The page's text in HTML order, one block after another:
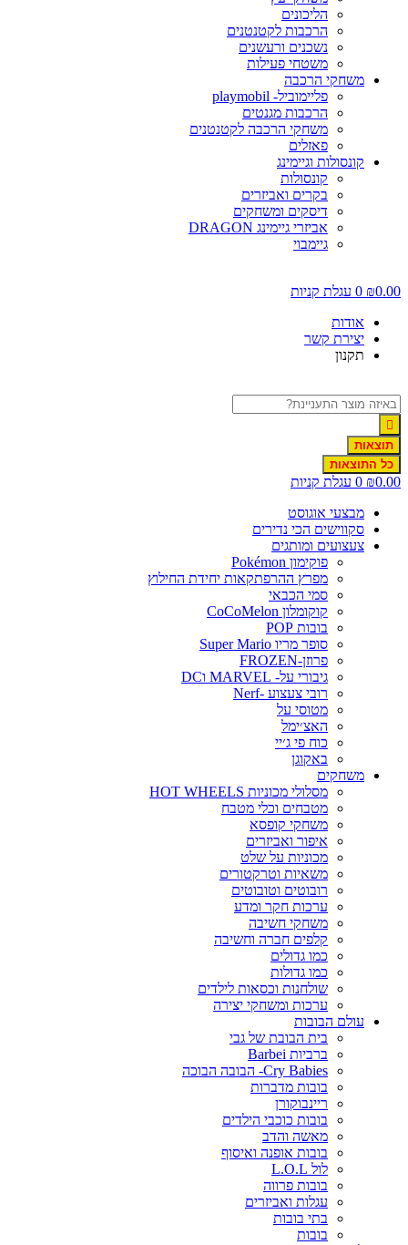
הליכונים
הרכבות לקטנטנים
נשכנים ורעשנים
משטחי פעילות
משחקי הרכבה
פליימוביל- playmobil
הרכבות מגנטים
משחקי הרכבה לקטנטנים
פאזלים
קונסולות וגיימינג
קונסולות
בקרים ואביזרים
דיסקים ומשחקים
אביזרי גיימינג DRAGON
גיימבוי
₪
0 עגלת קניות
אודות
יצירת קשר
תקנון
תוצאות
כל התוצאות
₪
0 עגלת קניות
מבצעי אוגוסט
סקווישים הכי נדירים
צעצועים ומותגים
פוקימון Pokémon
מפרץ ההרפתקאות יחידת החילוץ
סמי הכבאי
קוקומלון CoCoMelon
בובות POP
סופר מריו Super Mario
פרוזן-FROZEN
גיבורי על- MARVEL וDC
רובי צעצוע -Nerf
מטוסי על
האצ׳ימל
כוח פי ג׳יי
באקוגן
משחקים
מסלולי מכוניות HOT WHEELS
מטבחים וכלי מטבח
משחקי קופסא
איפור ואביזרים
מכוניות על שלט
משאיות וטרקטורים
רובוטים וטובוטים
ערכות חקר ומדע
משחקי חשיבה
קלפים חברה וחשיבה
כמו גדולים
כמו גדולות
שולחנות וכסאות לילדים
ערכות ומשחקי יצירה
עולם הבובות
בית הבובת של גבי
ברביות Barbei
Cry Babies- הבובה הבוכה
בובות מדברות
ריינבוקורן
בובות כוכבי הילדים
מאשה והדב
בובות אופנה ואיסוף
לול L.O.L
בובות פרווה
עגלות ואביזרים
בתי בובות
בובות